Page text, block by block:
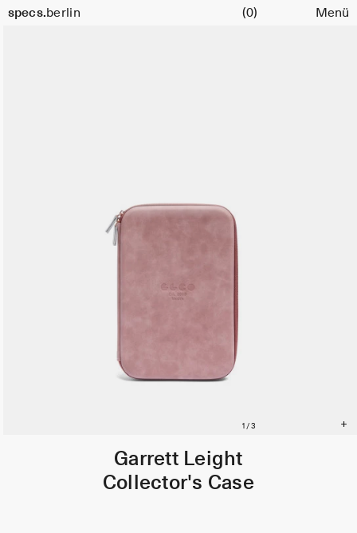
specs.berlin
Warenkorb (0) Menü
Garrett Leight
Collector's Case